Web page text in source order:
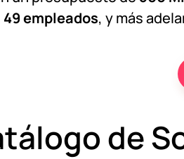
49 empleados, y más
de